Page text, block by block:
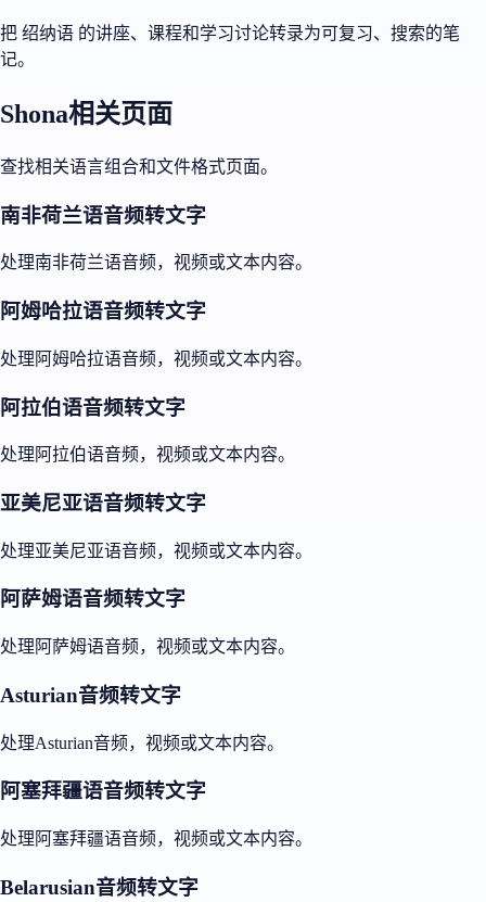
把 绍纳语 的讲座、课程和学习讨论转录为可复习、搜索的笔
记。
Shona相关页面
查找相关语言组合和文件格式页面。
南非荷兰语音频转文字
处理南非荷兰语音频，视频或文本内容。
阿姆哈拉语音频转文字
处理阿姆哈拉语音频，视频或文本内容。
阿拉伯语音频转文字
处理阿拉伯语音频，视频或文本内容。
亚美尼亚语音频转文字
处理亚美尼亚语音频，视频或文本内容。
阿萨姆语音频转文字
处理阿萨姆语音频，视频或文本内容。
Asturian音频转文字
处理Asturian音频，视频或文本内容。
阿塞拜疆语音频转文字
处理阿塞拜疆语音频，视频或文本内容。
Belarusian音频转文字